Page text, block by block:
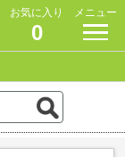
お気に入り
0
メニュー